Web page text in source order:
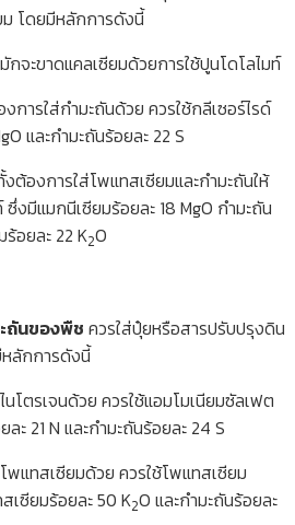
โดยมีหลักการดังนี้
ะขาดแคลเซียมด้วยการใช้ปูนโดโลไมท์
ารใส่กำมะถันด้วย ควรใช้กลีเซอร์ไรด์
และกำมะถันร้อยละ 22 S
องการใส่โพแทสเซียมและกำมะถันให้
งมีแมกนีเซียมร้อยละ 18 MgO กำมะถัน
อยละ 22 K2O
ถันของพืช ควรใส่ปุ๋ยหรือสารปรับปรุงดิน
หลักการดังนี้
โตรเจนด้วย ควรใช้แอมโมเนียมซัลเฟต
ะ 21 N และกำมะถันร้อยละ 24 S
แทสเซียมด้วย ควรใช้โพแทสเซียม
เซียมร้อยละ 50 K2O และกำมะถันร้อยละ